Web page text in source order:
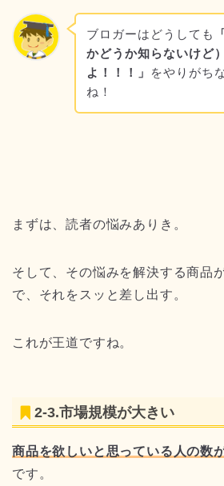
ブロガーはどうしても
かどうか知らないけど
よ！！！」
をやりがち
ね！
まずは、読者の悩みありき。
そして、その悩みを解決する商品
で、それをスッと差し出す。
これが王道ですね。
2-3.市場規模が大きい
商品を欲しいと思っている人の数
です。